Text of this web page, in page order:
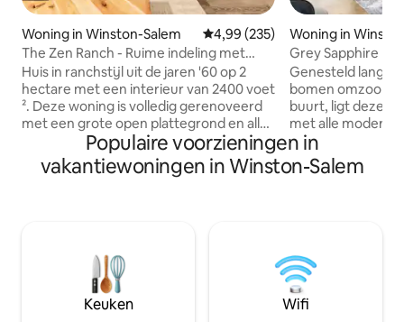
Woning in Winston-Salem Gemiddelde beoordeling van
4,99 (235)
The Zen Ranch - Ruime indeling met
moderne inrichting
Huis in ranchstijl uit de jaren '60 op 2
hectare met een interieur van 2400 voet
². Deze woning is volledig gerenoveerd
met een grote open plattegrond en alle
moderne voorzieningen en inrichting.
Met voldoende tuin en patio ruimte,
grote slaapkamers, bonuskamer en 3
hangmatten • Comfortabele bedden •
Volledig gevulde chef-kokskeuken •
Groot privédek + barbecuegrill • Open
haard • 400 Mps WiFi • 3 x 4K-tv 's met
Woning in
Grey Sapphire
Arcade
Genesteld langs
bomen
buurt, ligt deze
met alle
en een
zwembad dat op
genieten. In deze moderne schuilplaats
Man-arcade en
Centraal gelegen
minuten van
Winston Salem,
Populaire voorzieningen in
vakantiewoningen in Winston-Salem
Keuken Wifi